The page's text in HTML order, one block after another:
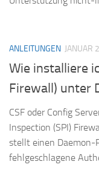
ANLEITUNGEN JANUAR
Wie installiere
Firewall) unter
CSF oder Config
Inspection (SPI)
stellt einen Daemon-
fehlgeschlagene